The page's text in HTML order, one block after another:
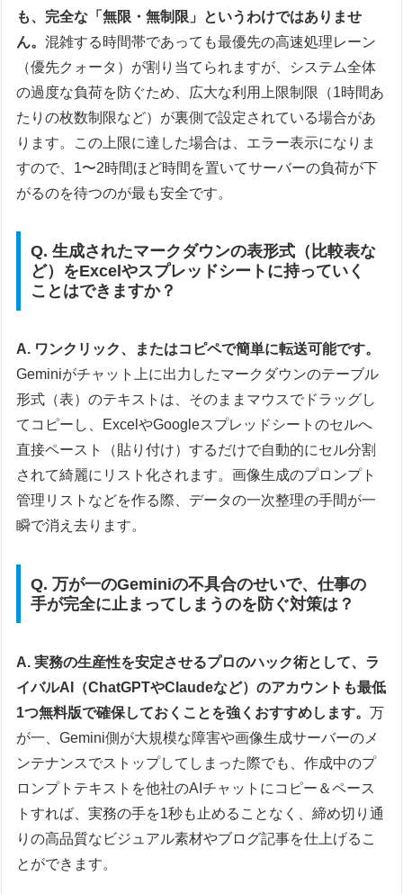
も、完全な「無限・無制限」というわけではありませ
ん。混雑する時間帯であっても最優先の高速処理レーン
（優先クォータ）が割り当てられますが、システム全体
の過度な負荷を防ぐため、広大な利用上限制限（1時間あ
たりの枚数制限など）が裏側で設定されている場合があ
ります。この上限に達した場合は、エラー表示になりま
すので、1〜2時間ほど時間を置いてサーバーの負荷が下
がるのを待つのが最も安全です。
Q. 生成されたマークダウンの表形式（比較表な
ど）をExcelやスプレッドシートに持っていく
ことはできますか？
A. ワンクリック、またはコピペで簡単に転送可能です。
Geminiがチャット上に出力したマークダウンのテーブル
形式（表）のテキストは、そのままマウスでドラッグし
てコピーし、ExcelやGoogleスプレッドシートのセルへ
直接ペースト（貼り付け）するだけで自動的にセル分割
されて綺麗にリスト化されます。画像生成のプロンプト
管理リストなどを作る際、データの一次整理の手間が一
瞬で消え去ります。
Q. 万が一のGeminiの不具合のせいで、仕事の
手が完全に止まってしまうのを防ぐ対策は？
A. 実務の生産性を安定させるプロのハック術として、ラ
イバルAI（ChatGPTやClaudeなど）のアカウントも最低
1つ無料版で確保しておくことを強くおすすめします。万
が一、Gemini側が大規模な障害や画像生成サーバーのメ
ンテナンスでストップしてしまった際でも、作成中のプ
ロンプトテキストを他社のAIチャットにコピー＆ペース
トすれば、実務の手を1秒も止めることなく、締め切り通
りの高品質なビジュアル素材やブログ記事を仕上げるこ
とができます。